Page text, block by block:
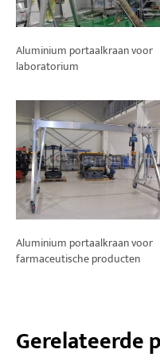
Aluminium portaalkraan voor
laboratorium
Aluminium portaalkraan voor
farmaceutische producten
Gerelateerde